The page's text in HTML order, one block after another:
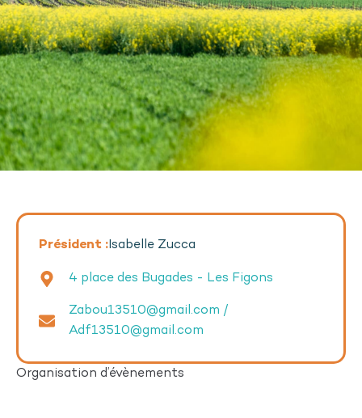
Président :Isabelle Zucca
4 place des Bugades - Les Figons
Zabou13510@gmail.com /
Adf13510@gmail.com
Organisation d’évènements